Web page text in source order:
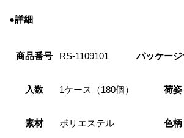
●詳細
商品番号 RS-1109101 パッケー
入数 1ケース（180個） 荷姿
素材 ポリエステル 色柄